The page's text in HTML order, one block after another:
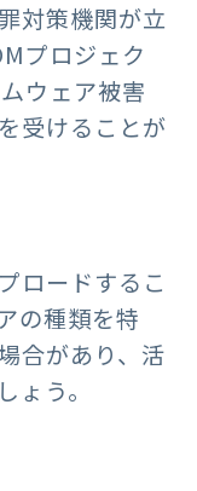
対策機関が立
プロジェク
ウェア被害
受けることが
ロードするこ
の種類を特
合があり、活
う。